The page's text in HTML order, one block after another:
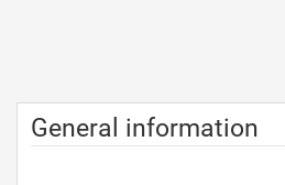
General information